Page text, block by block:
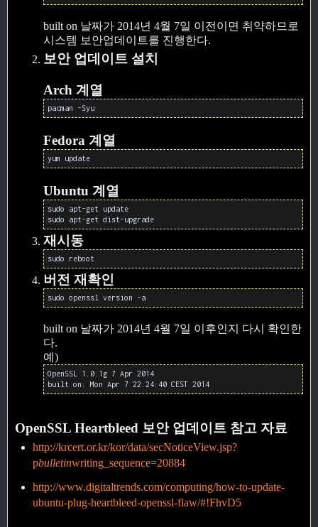
built on 날짜가 2014년 4월 7일 이전이면 취약하므로
시스템 보안업데이트를 진행한다.
보안 업데이트 설치
Arch 계열
pacman -Syu
Fedora 계열
yum update
Ubuntu 계열
sudo apt-get update
sudo apt-get dist-upgrade
재시동
sudo reboot
버전 재확인
sudo openssl version -a
built on 날짜가 2014년 4월 7일 이후인지 다시 확인한
다.
예)
OpenSSL 1.0.1g 7 Apr 2014
built on: Mon Apr 7 22:24:40 CEST 2014
OpenSSL Heartbleed 보안 업데이트 참고 자료
http://krcert.or.kr/kor/data/secNoticeView.jsp?
pbulletinwriting_sequence=20884
http://www.digitaltrends.com/computing/how-to-update-
ubuntu-plug-heartbleed-openssl-flaw/#!FhvD5